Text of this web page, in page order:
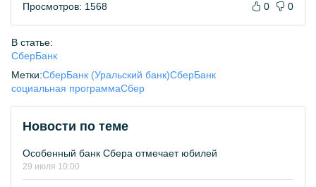
Просмотров: 1568 0 0
В статье:
СберБанк
Метки:СберБанк (Уральский банк)СберБанк
социальная программаСбер
Новости по теме
Особенный банк Сбера отмечает юбилей
29 июля 10:00